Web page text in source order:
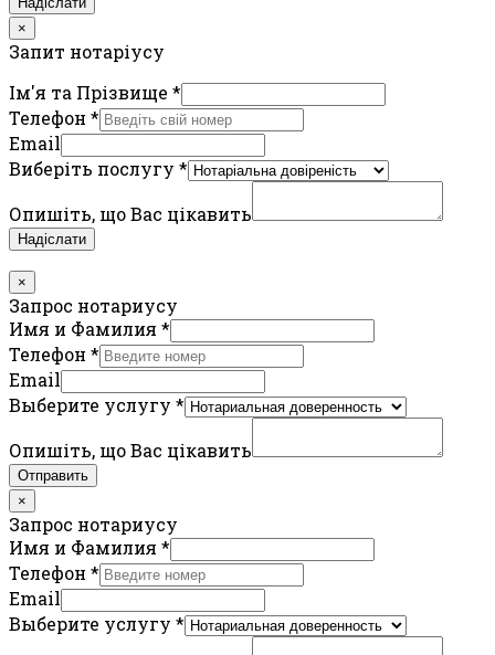
×
Запит нотаріусу
Ім'я та Прізвище *
Телефон *
Email
Виберіть послугу *
Опишіть, що Вас цікавить
Надіслати
×
Запрос нотариусу
Имя и Фамилия *
Телефон *
Email
Выберите услугу *
Опишіть, що Вас цікавить
Отправить
×
Запрос нотариусу
Имя и Фамилия *
Телефон *
Email
Выберите услугу *